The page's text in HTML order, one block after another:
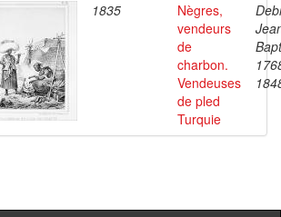
1835
Nègres,
vendeurs
de
charbon.
Vendeuses
de pled
Turquie